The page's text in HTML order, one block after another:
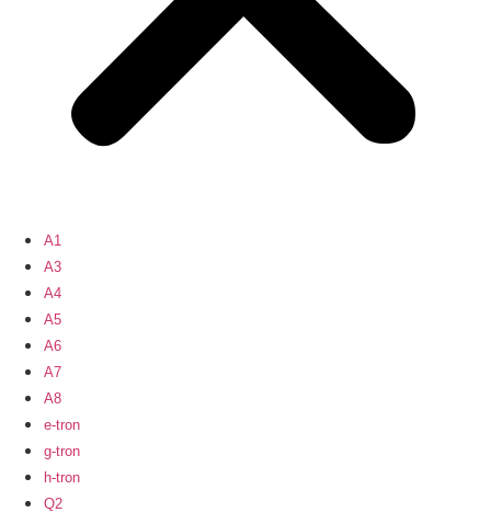
A1
A3
A4
A5
A6
A7
A8
e-tron
g-tron
h-tron
Q2